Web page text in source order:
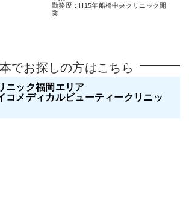
勤務歴：H15年船橋中央クリニック開
業
でお探しの方はこちら
ニック福岡エリア
コメディカルビューティークリニッ